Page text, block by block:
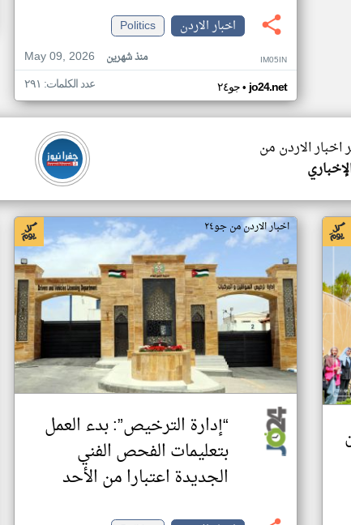
اخبار الاردن
Politics
May 09, 2026
منذ شهرين IM05IN
جو٢٤•jo24.net عدد الكلمات: ٢٩١
اخبار الاردن من
اخبار الاردن من جو٢٤
“إدارة الترخيص”: بدء العمل
بتعليمات الفحص الفني
الجديدة اعتبارا من الأحد